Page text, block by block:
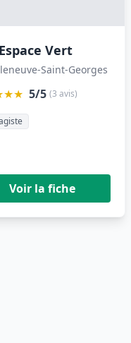
Vert
Saint-Georges
5/5 (3 avis)
Voir la fiche